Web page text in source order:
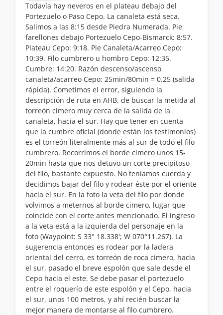
Todavía hay neveros en el plateau debajo del
Portezuelo o Paso Cepo. La canaleta está seca.
Salimos a las 8:15 desde Piedra Numerada. Pie
farellones debajo Portezuelo Cepo-Bismarck: 8:57.
Plateau Cepo: 9:18. Pie Canaleta/Acarreo Cepo:
10:39. Filo cumbrero u hombro Cepo: 12:35.
Cumbre: 14:20. Razón descenso/ascenso
canaleta/acarreo Cepo: 25min/80min = 0.25 (salida
rápida). Cometimos el error, siguiendo la
descripción de ruta en AHB, de buscar la metida al
torreón cimero muy cerca de la salida de la
canaleta, hacia el sur. Hay que tener en cuenta
que la cumbre oficial (donde están los testimonios)
es el torreón literalmente más al sur de todo el filo
cumbrero. Recorrimos el borde cimero unos 15-
20min hasta que nos detuvo un corte precipitoso
del filo, bastante expuesto. No teníamos cuerda y
decidimos bajar del filo y rodear éste por el oriente
hacia el sur. En la foto la veta del filo por donde
volvimos a meternos al borde cimero, lugar que
coincide con el corte antes mencionado. El ingreso
a la veta está a la izquierda del personaje en la
foto (Waypoint: S 33° 18.338'; W 070°11.267). La
sugerencia entonces es rodear por la ladera
oriental del cerro, es torreón de roca cimero, hacia
el sur, pasado el breve espolón que sale desde el
Cepo hacia el este. Se debe pasar el portezuelo
entre el roquerío de este espolón y el Cepo, hacia
el sur, unos 100 metros, y ahí recién buscar la
mejor manera de montarse al filo cumbrero.